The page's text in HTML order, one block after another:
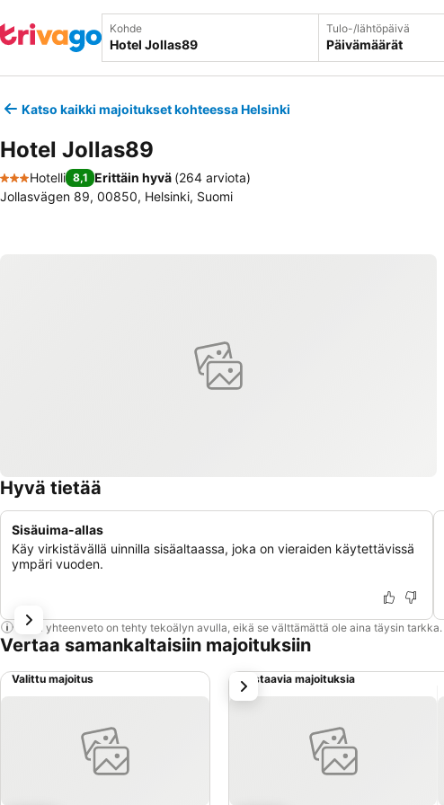
Kohde Tulo-/lähtöpäivä
Päivämäärät
Katso kaikki majoitukset kohteessa Helsinki
Hotel Jollas89
3 Tähtiluokitus
Hotelli 8,1 Erittäin hyvä (264 arviota)
Jollasvägen 89, 00850, Helsinki, Suomi
Hyvä tietää
Sisäuima-allas
Käy virkistävällä uinnilla sisäaltaassa, joka on vieraiden käytettävissä
ympäri vuoden.
Tämä yhteenveto on tehty tekoälyn avulla, eikä se välttämättä ole aina täysin tarkka.
Vertaa samankaltaisiin majoituksiin
Valittu majoitus Vastaavia majoituksia
seuraava